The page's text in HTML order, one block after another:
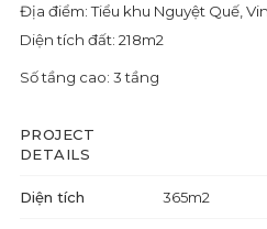
Địa điểm: Tiểu khu Nguyệt Quế,
Diện tích đất: 218m2
Số tầng cao: 3 tầng
PROJECT
DETAILS
Diện tích 365m2